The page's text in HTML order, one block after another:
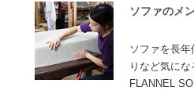
ソファのメ
ソファを長
りなど気にな
FLANNEL